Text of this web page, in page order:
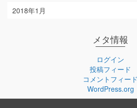
2018年1月
メタ情報
ログイン
投稿フィード
コメントフィード
WordPress.org